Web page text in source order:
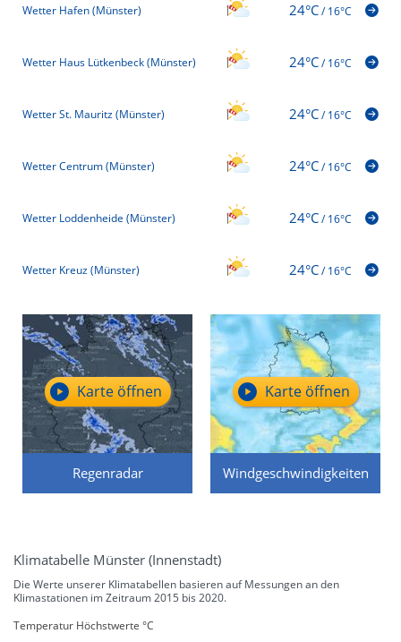
Wetter Hafen (Münster) 24°C/16°C
Wetter Haus Lütkenbeck (Münster) 24°C/16°C
Wetter St. Mauritz (Münster) 24°C/16°C
Wetter Centrum (Münster) 24°C/16°C
Wetter Loddenheide (Münster) 24°C/16°C
Wetter Kreuz (Münster) 24°C/16°C
Regenradar
Karte öffnen
Windgeschwindigkeiten
Karte öffnen
Klimatabelle Münster (Innenstadt)
Die Werte unserer Klimatabellen basieren auf Messungen an den
Klimastationen im Zeitraum 2015 bis 2020.
Temperatur Höchstwerte °C